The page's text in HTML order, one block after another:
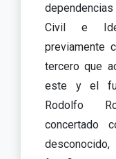
Civil e
previamente
tercero que
este y el
Rodolfo
concertado